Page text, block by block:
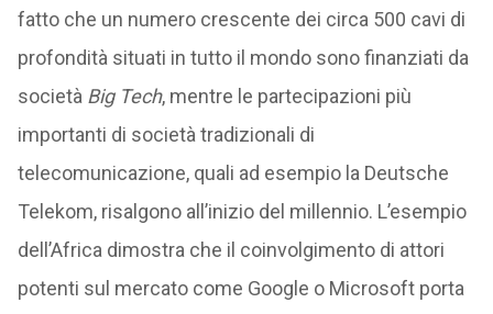
fatto che un numero crescente dei circa 500 cavi di
profondità situati in tutto il mondo sono finanziati da
società Big Tech, mentre le partecipazioni più
importanti di società tradizionali di
telecomunicazione, quali ad esempio la Deutsche
Telekom, risalgono all’inizio del millennio. L’esempio
dell’Africa dimostra che il coinvolgimento di attori
potenti sul mercato come Google o Microsoft porta